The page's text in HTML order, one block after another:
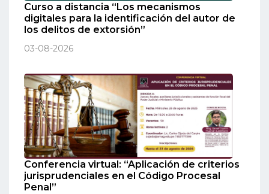
Curso a distancia “Los mecanismos
digitales para la identificación del autor de
los delitos de extorsión”
03-08-2026
Conferencia virtual: “Aplicación de criterios
jurisprudenciales en el Código Procesal
Penal”